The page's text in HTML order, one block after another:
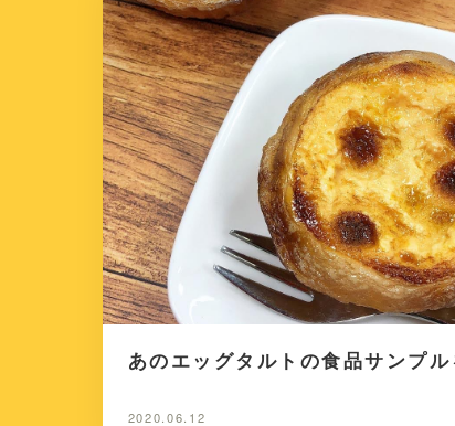
あのエッグタルトの食品サンプル
2020.06.12